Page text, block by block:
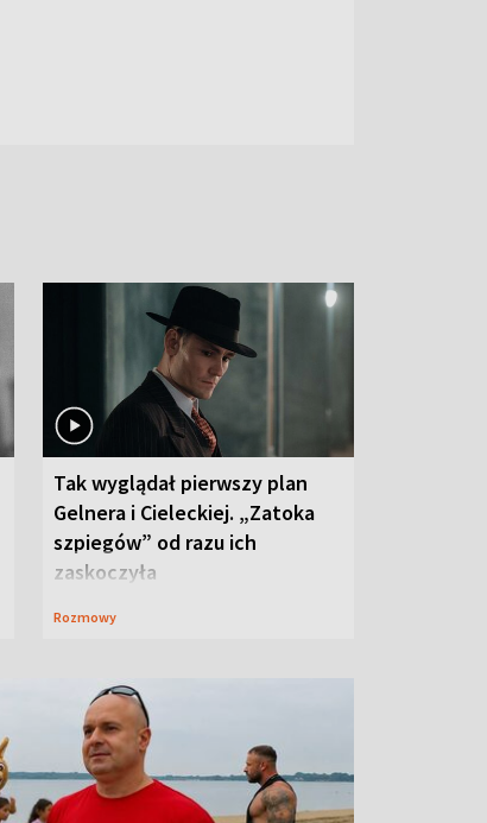
Tak wyglądał pierwszy plan
Gelnera i Cieleckiej. „Zatoka
szpiegów” od razu ich
zaskoczyła
Rozmowy